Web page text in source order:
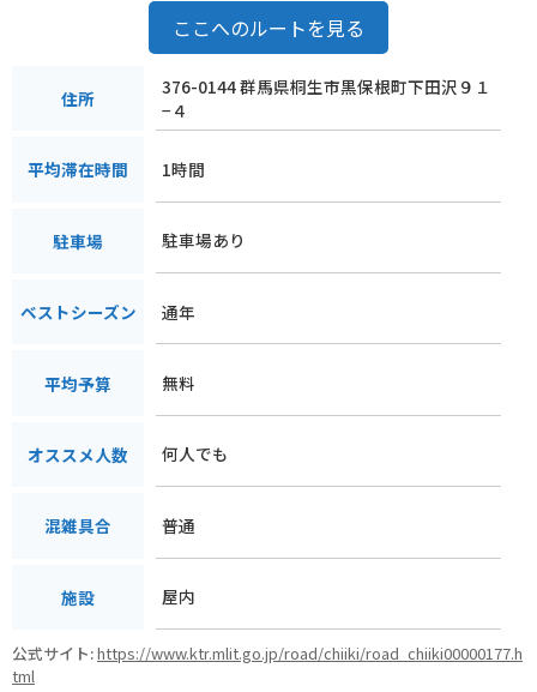
ここへのルートを見る
住所
376-0144 群馬県桐生市黒保根町下田沢９１
−４
平均滞在時間 1時間
駐車場 駐車場あり
ベストシーズン 通年
平均予算 無料
オススメ人数 何人でも
混雑具合 普通
施設 屋内
公式サイト:https://www.ktr.mlit.go.jp/road/chiiki/road_chiiki00000177.h
tml